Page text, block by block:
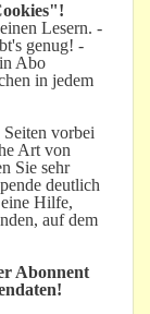
Lesern. -
genug! -
Abo
in jedem
vorbei
Art von
Sie sehr
deutlich
Hilfe,
auf dem
Abonnent